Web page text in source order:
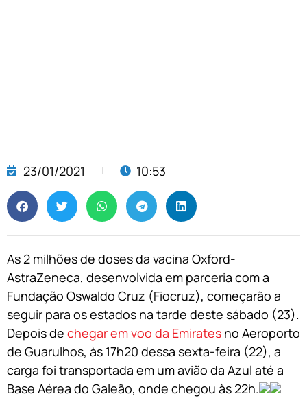
23/01/2021 10:53
As 2 milhões de doses da vacina Oxford-
AstraZeneca, desenvolvida em parceria com a
Fundação Oswaldo Cruz (Fiocruz), começarão a
seguir para os estados na tarde deste sábado (23).
Depois de chegar em voo da Emirates no Aeroporto
de Guarulhos, às 17h20 dessa sexta-feira (22), a
carga foi transportada em um avião da Azul até a
Base Aérea do Galeão, onde chegou às 22h.